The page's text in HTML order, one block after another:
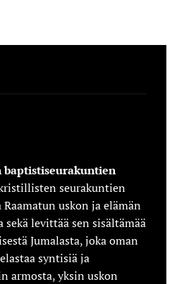
seurakuntien
uskon ja elämän
levittää sen sisältämää
Jumalasta, joka oman
syntisiä ja
armosta, yksin uskon